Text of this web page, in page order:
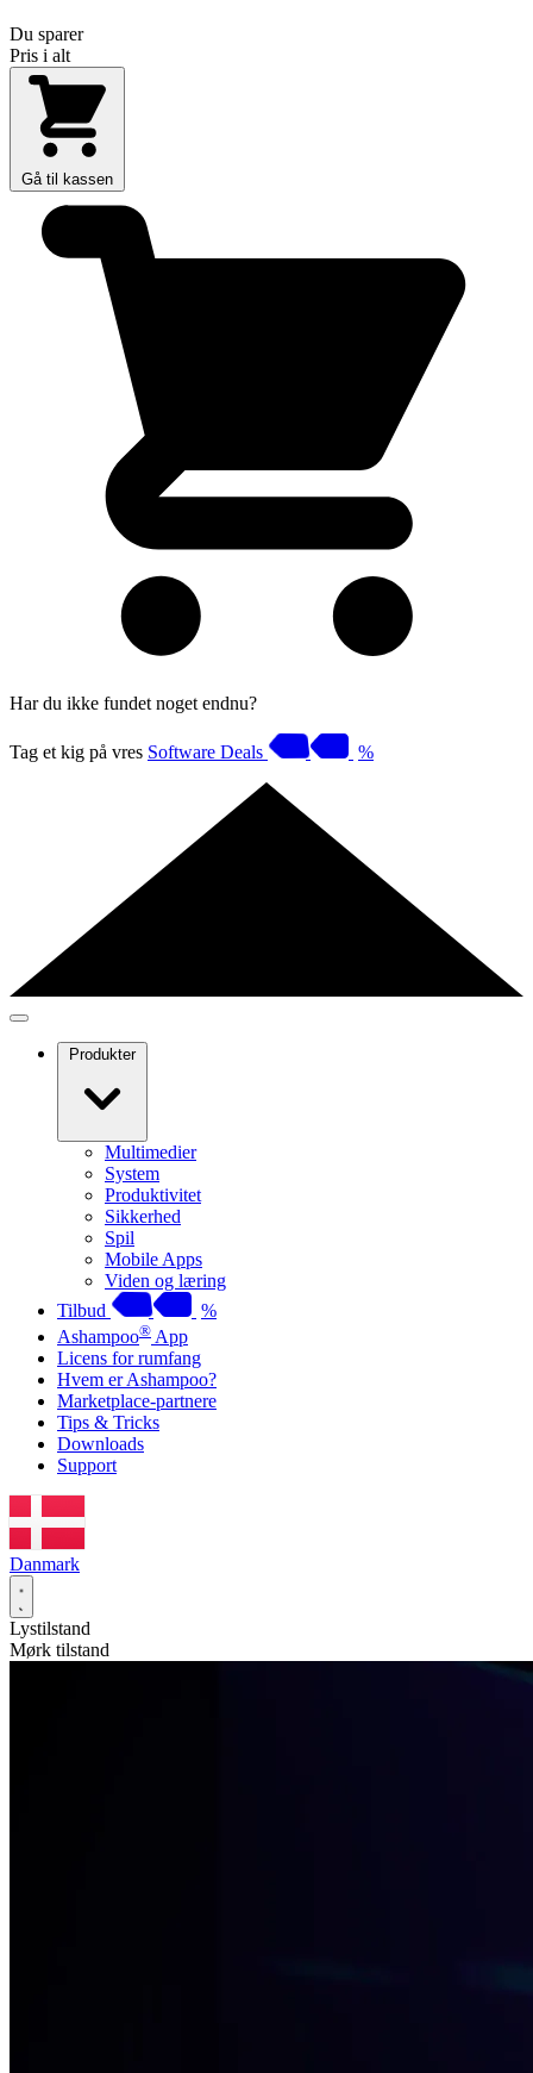
Du sparer
Pris i alt
Gå til kassen
Har du ikke fundet noget endnu?
Tag et kig på vres Software Deals %
Produkter
Multimedier
System
Produktivitet
Sikkerhed
Spil
Mobile Apps
Viden og læring
Tilbud
%
Ashampoo® App
Licens for rumfang
Hvem er Ashampoo?
Marketplace-partnere
Tips & Tricks
Downloads
Support
Danmark
Lystilstand
Mørk tilstand